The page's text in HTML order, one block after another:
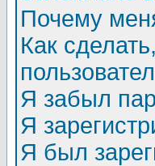
Почему
Как
Я забыл
Я
Я был